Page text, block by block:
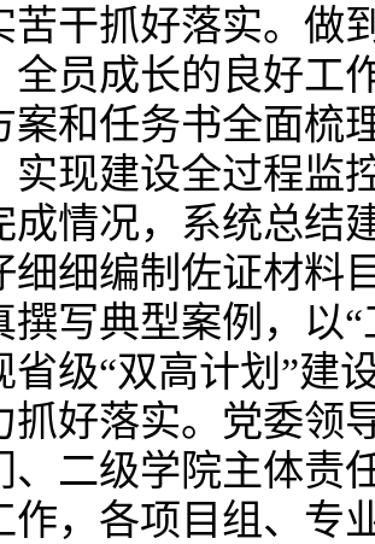
苦干抓好落实。做
全员成长的良好工
案和任务书全面梳
实现建设全过程监
成情况，系统总结
细细编制佐证材料
撰写典型案例，以
省级“双高计划”建
抓好落实。党委领
、二级学院主体责
作，各项目组、专